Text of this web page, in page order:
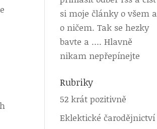
si moje články o všem a
o ničem. Tak se hezky
bavte a …. Hlavně
nikam nepřepínejte
Rubriky
52 krát pozitivně
Eklektické čarodějnictví